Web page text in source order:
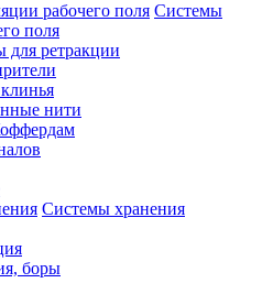
Системы
поля
для ретракции
нити
Системы хранения
боры